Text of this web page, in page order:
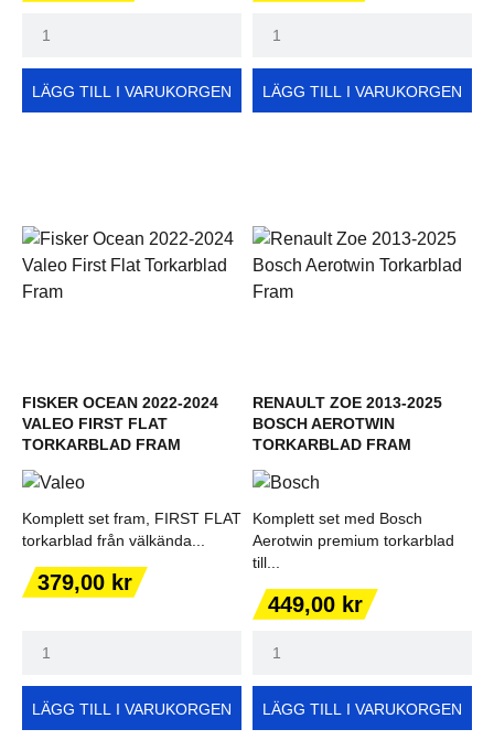
LÄGG TILL I VARUKORGEN LÄGG TILL I VARUKORGEN
FISKER OCEAN 2022-2024
VALEO FIRST FLAT
TORKARBLAD FRAM
Komplett set fram, FIRST FLAT
torkarblad från välkända...
Pris
379,00 kr
LÄGG TILL I VARUKORGEN
RENAULT ZOE 2013-2025
BOSCH AEROTWIN
TORKARBLAD FRAM
Komplett set med Bosch
Aerotwin premium torkarblad
till...
Pris
449,00 kr
LÄGG TILL I VARUKORGEN